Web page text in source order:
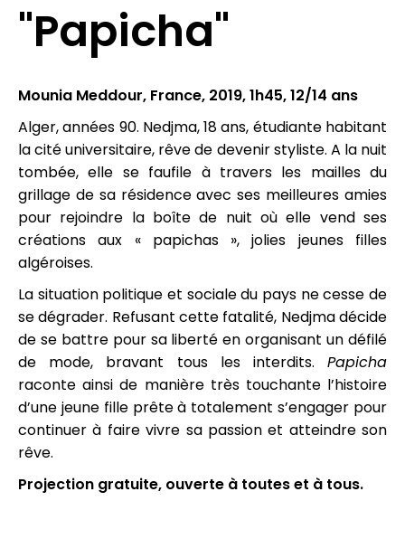
"Papicha"
Mounia Meddour, France, 2019, 1h45, 12/14 ans
Alger, années 90. Nedjma, 18 ans, étudiante habitant
la cité universitaire, rêve de devenir styliste. A la nuit
tombée, elle se faufile à travers les mailles du
grillage de sa résidence avec ses meilleures amies
pour rejoindre la boîte de nuit où elle vend ses
créations aux « papichas », jolies jeunes filles
algéroises.
La situation politique et sociale du pays ne cesse de
se dégrader. Refusant cette fatalité, Nedjma décide
de se battre pour sa liberté en organisant un défilé
de mode, bravant tous les interdits. Papicha
raconte ainsi de manière très touchante l’histoire
d’une jeune fille prête à totalement s’engager pour
continuer à faire vivre sa passion et atteindre son
rêve.
Projection gratuite, ouverte à toutes et à tous.